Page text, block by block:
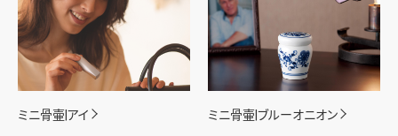
ミニ骨壷|アイ ミニ骨壷|ブルーオニオン